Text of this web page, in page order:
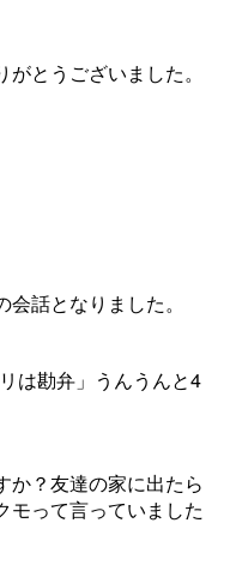
とうございました。
話となりました。
は勘弁」うんうんと4
か？友達の家に出たら
モって言っていました